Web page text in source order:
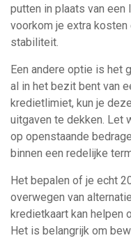
putten in plaats van een
voorkom je extra kosten
stabiliteit.
Een andere optie is het
al in het bezit bent van
kredietlimiet, kun je
uitgaven te dekken. Let
op openstaande
binnen een redelijke
Het bepalen of je echt
overwegen van
kredietkaart kan helpen
Het is belangrijk om